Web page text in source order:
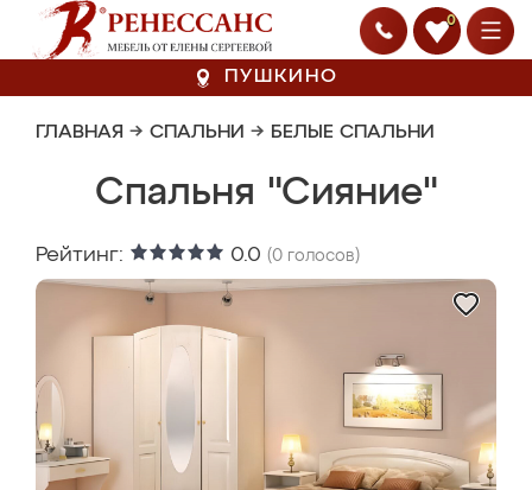
0
ПУШКИНО
ГЛАВНАЯ → СПАЛЬНИ → БЕЛЫЕ СПАЛЬНИ
Спальня "Сияние"
Рейтинг: 0.0 (0 голосов)